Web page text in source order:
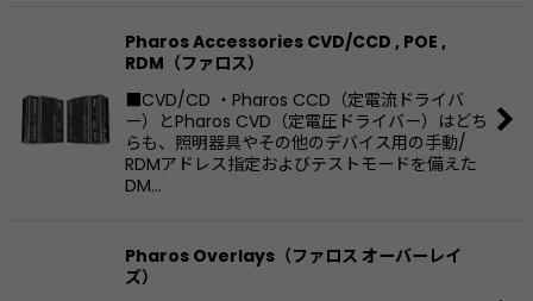
Pharos Accessories CVD/CCD , POE ,
RDM（ファロス）
■CVD/CD ・Pharos CCD（定電流ドライバ
ー）とPharos CVD（定電圧ドライバー）はどち
らも、照明器具やその他のデバイス用の手動/
RDMアドレス指定およびテストモードを備えた
DM…
Pharos Overlays（ファロス オーバーレイ
ズ）